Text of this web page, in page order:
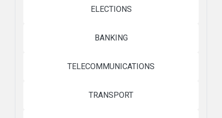
ELECTIONS
BANKING
TELECOMMUNICATIONS
TRANSPORT